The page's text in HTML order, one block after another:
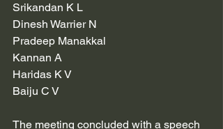
Srikandan K L
Dinesh Warrier N
Pradeep Manakkal
Kannan A
Haridas K V
Baiju C V
The meeting concluded with a speech